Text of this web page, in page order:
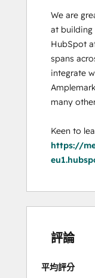
We are
at building
HubSpot
spans
integrate
many
https://
評論
平均評分
成
成
成
成